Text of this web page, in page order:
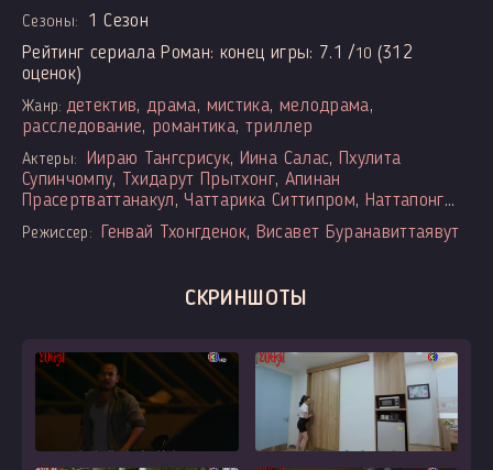
Сезоны:
1 Сезон
Рейтинг сериала Роман: конец игры: 7.1 /10 (312
оценок)
Жанр: детектив, драма, мистика, мелодрама,
расследование, романтика, триллер
Актеры: Йираю Тангсрисук, Йина Салас, Пхулита
Супинчомпу, Тхидарут Прытхонг, Апинан
Прасертваттанакул,Чаттарика Ситтипром, Наттапонг
Чартпонг
,Паради Юпасук Тхитинан Суваннасак
Сиралерт
Режиссер: Генвай Тхонгденок, Висавет Буранавиттаявут
СКРИНШОТЫ